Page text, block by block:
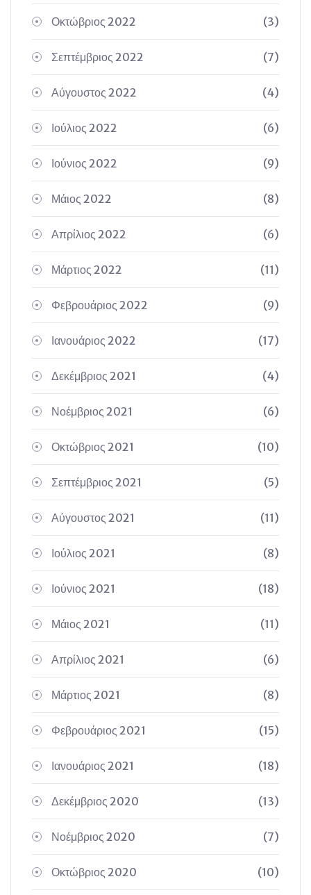
Οκτώβριος 2022 (3)
Σεπτέμβριος 2022 (7)
Αύγουστος 2022 (4)
Ιούλιος 2022 (6)
Ιούνιος 2022 (9)
Μάιος 2022 (8)
Απρίλιος 2022 (6)
Μάρτιος 2022 (11)
Φεβρουάριος 2022 (9)
Ιανουάριος 2022 (17)
Δεκέμβριος 2021 (4)
Νοέμβριος 2021 (6)
Οκτώβριος 2021 (10)
Σεπτέμβριος 2021 (5)
Αύγουστος 2021 (11)
Ιούλιος 2021 (8)
Ιούνιος 2021 (18)
Μάιος 2021 (11)
Απρίλιος 2021 (6)
Μάρτιος 2021 (8)
Φεβρουάριος 2021 (15)
Ιανουάριος 2021 (18)
Δεκέμβριος 2020 (13)
Νοέμβριος 2020 (7)
Οκτώβριος 2020 (10)